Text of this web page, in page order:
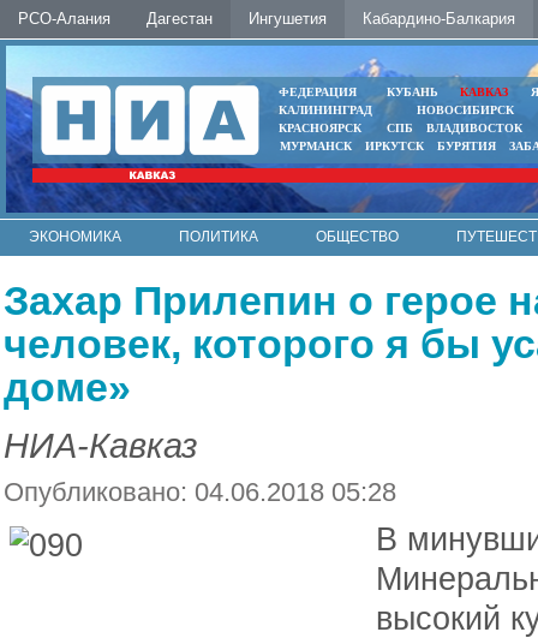
РСО-Алания Дагестан Ингушетия Кабардино-Балкария
ФЕДЕРАЦИЯ КУБАНЬ КАВКАЗ
КАЛИНИНГРАД
НОВОСИБИРСК
КРАСНОЯРСК
СПБ
ВЛАДИВОСТОК
МУРМАНСК
ИРКУТСК БУРЯТИЯ
ЭКОНОМИКА ПОЛИТИКА ОБЩЕСТВО
Захар Прилепин о герое
человек, которого я бы
доме»
НИА-Кавказ
Опубликовано: 04.06.2018 05:28
В
высокий